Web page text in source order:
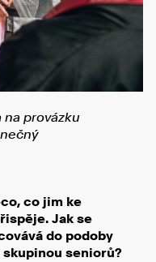
na provázku
co jim ke
Jak se
do podoby
skupinou seniorů?